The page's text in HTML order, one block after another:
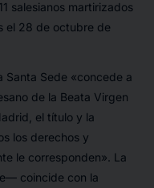
salesianos martirizados
el 28 de octubre de
Santa Sede «concede a
de la Beata Virgen
el título y la
los derechos y
le corresponden». La
coincide con la